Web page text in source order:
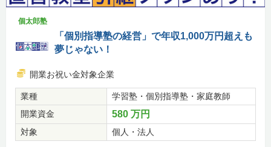
個太郎塾
「個別指導塾の経営」で年収1,000万円超えも
夢じゃない！
開業お祝い金対象企業
業種
学習塾・個別指導塾・家庭教師
開業資金
580 万円
対象 個人・法人